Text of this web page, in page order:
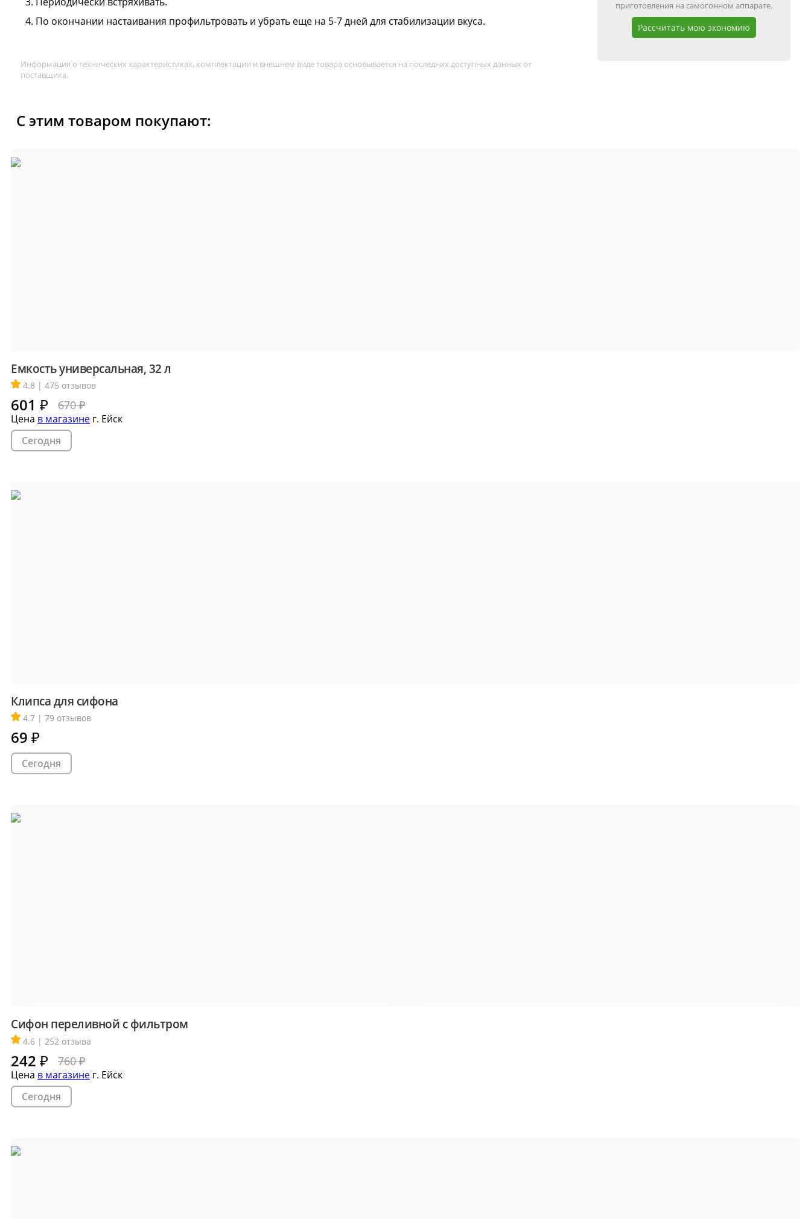
По окончании настаивания профильтровать и убрать еще на 5-7 дней для стабилизации вкуса.
Информация о технических характеристиках, комплектации и внешнем виде товара основывается на последних доступных данных от
поставщика.
приготовления на самогонном аппарате.
Рассчитать мою экономию
С этим товаром покупают:
Емкость универсальная, 32 л
4.8 | 475 отзывов
601 ₽ 670 ₽
Цена в магазине г. Ейск
Сегодня
Клипса для сифона
4.7 | 79 отзывов
69 ₽
Сегодня
Сифон переливной с фильтром
4.6 | 252 отзыва
242 ₽ 760 ₽
Цена в магазине г. Ейск
Сегодня